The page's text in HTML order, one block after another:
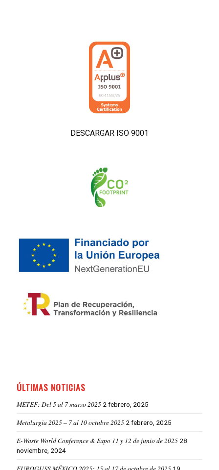
DESCARGAR ISO 9001
ÚLTIMAS NOTICIAS
METEF: Del 5 al 7 marzo 2025 2 febrero, 2025
Metalurgia 2025 – 7 al 10 octubre 2025 2 febrero, 2025
E-Waste World Conference & Expo 11 y 12 de junio de 2025 28
noviembre, 2024